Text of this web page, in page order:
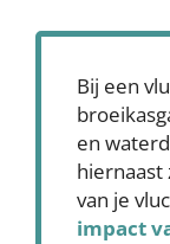
Bij een
en
hiernaast
van je
impact